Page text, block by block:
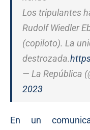
Los tripulantes
Rudolf Wiedler
(copiloto). La
destrozada.
— La República
2023
En un